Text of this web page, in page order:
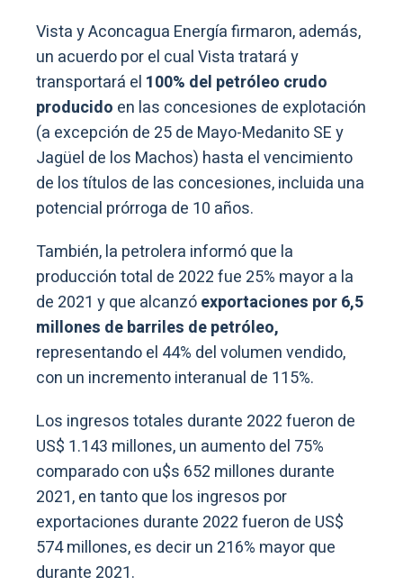
Vista y Aconcagua Energía firmaron, además,
un acuerdo por el cual Vista tratará y
transportará el 100% del petróleo crudo
producido en las concesiones de explotación
(a excepción de 25 de Mayo-Medanito SE y
Jagüel de los Machos) hasta el vencimiento
de los títulos de las concesiones, incluida una
potencial prórroga de 10 años.
También, la petrolera informó que la
producción total de 2022 fue 25% mayor a la
de 2021 y que alcanzóexportaciones por 6,5
millones de barriles de petróleo,
representando el 44% del volumen vendido,
con un incremento interanual de 115%.
Los ingresos totales durante 2022 fueron de
US$ 1.143 millones, un aumento del 75%
comparado con u$s 652 millones durante
2021, en tanto que los ingresos por
exportaciones durante 2022 fueron de US$
574 millones, es decir un 216% mayor que
durante 2021.